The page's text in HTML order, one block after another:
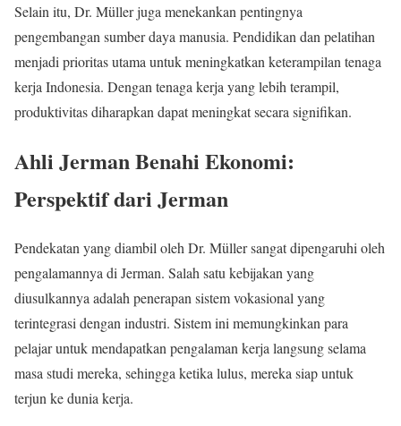
Selain itu, Dr. Müller juga menekankan pentingnya
pengembangan sumber daya manusia. Pendidikan dan pelatihan
menjadi prioritas utama untuk meningkatkan keterampilan tenaga
kerja Indonesia. Dengan tenaga kerja yang lebih terampil,
produktivitas diharapkan dapat meningkat secara signifikan.
Ahli Jerman Benahi Ekonomi:
Perspektif dari Jerman
Pendekatan yang diambil oleh Dr. Müller sangat dipengaruhi oleh
pengalamannya di Jerman. Salah satu kebijakan yang
diusulkannya adalah penerapan sistem vokasional yang
terintegrasi dengan industri. Sistem ini memungkinkan para
pelajar untuk mendapatkan pengalaman kerja langsung selama
masa studi mereka, sehingga ketika lulus, mereka siap untuk
terjun ke dunia kerja.